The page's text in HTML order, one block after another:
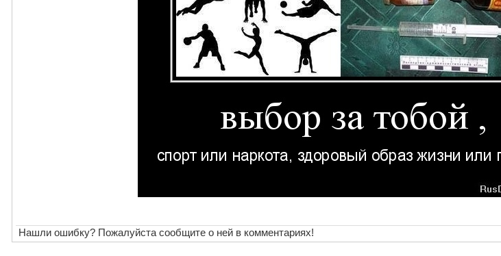
Нашли ошибку? Пожалуйста сообщите о ней в комментариях!